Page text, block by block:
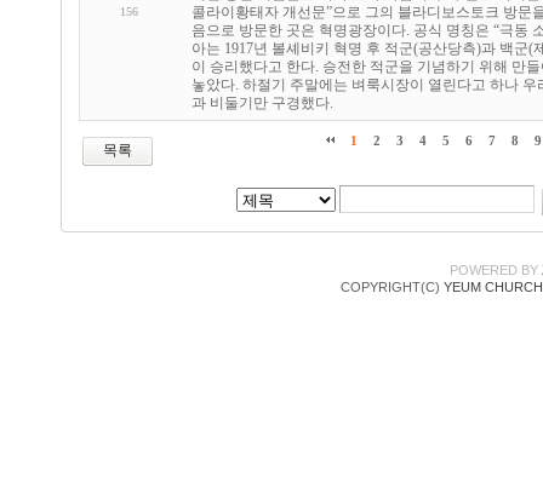
156
콜라이황태자 개선문”으로 그의 블라디보스토크 방문
음으로 방문한 곳은 혁명광장이다. 공식 명칭은 “극동
아는 1917년 볼셰비키 혁명 후 적군(공산당측)과 백군
이 승리했다고 한다. 승전한 적군을 기념하기 위해 만
놓았다. 하절기 주말에는 벼룩시장이 열린다고 하나
과 비둘기만 구경했다.
목록
1 2 3 4 5 6 7 8 9
POWERED BY
COPYRIGHT(C) YEUM